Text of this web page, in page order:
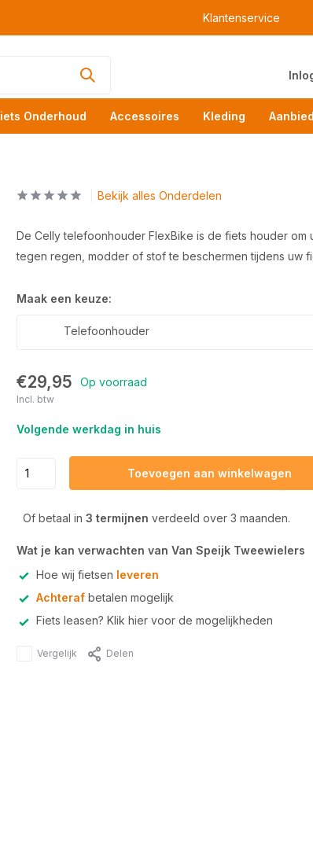
Klantenservice
Onderhoud Accessoires Kleding
Bekijk alles Onderdelen
De Celly telefoonhouder FlexBike is de fiets houder om
tegen regen, modder of stof te beschermen tijdens uw
Maak een keuze:
Telefoonhouder
€29,95 Op voorraad
Incl. btw
Volgende werkdag in huis
Toevoegen aan winkelwagen
Of betaal in 3 termijnen verdeeld over 3 maanden.
Wat je kan verwachten van Van Speijk Tweewielers
Hoe wij fietsen leveren
Achterafbetalen mogelijk
Fiets leasen? Klik hier voor de mogelijkheden
Vergelijk Delen